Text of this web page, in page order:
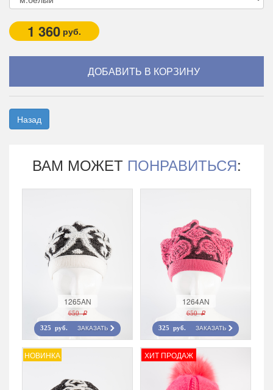
1 360 руб.
Назад
ВАМ МОЖЕТ ПОНРАВИТЬСЯ:
1265AN
650 r
325 руб. ЗАКАЗАТЬ
1264AN
650 r
325 руб. ЗАКАЗАТЬ
НОВИНКА ХИТ ПРОДАЖ